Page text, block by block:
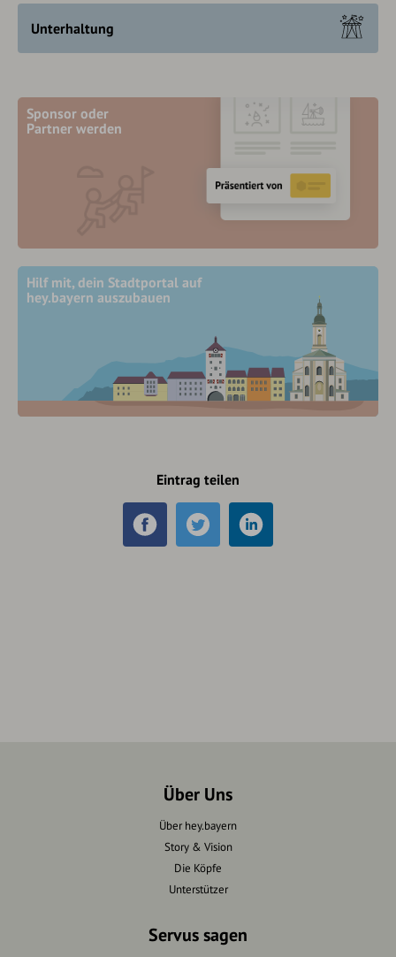
Unterhaltung
Sponsor oder
Partner werden
Hilf mit, dein Stadtportal auf
hey.bayern auszubauen
Eintrag teilen
Über Uns
Über hey.bayern
Story & Vision
Die Köpfe
Unterstützer
Servus sagen